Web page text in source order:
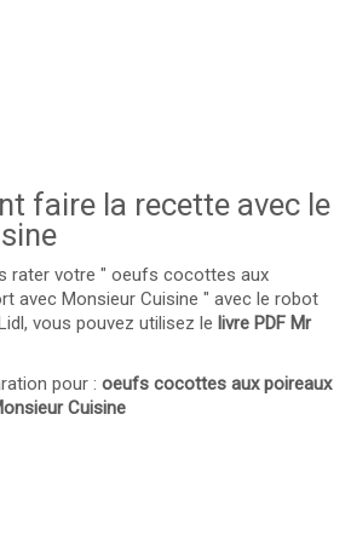
faire la recette avec le
rater votre " oeufs cocottes aux
avec Monsieur Cuisine " avec le robot
vous pouvez utilisez le livre PDF Mr
pour : oeufs cocottes aux poireaux
Cuisine